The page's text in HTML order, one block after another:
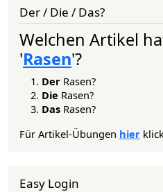
Der / Die / Das?
Welchen Artikel
'Rasen'?
Der Rasen?
Die Rasen?
Das Rasen?
Für Artikel-Übungen hier
Easy Login